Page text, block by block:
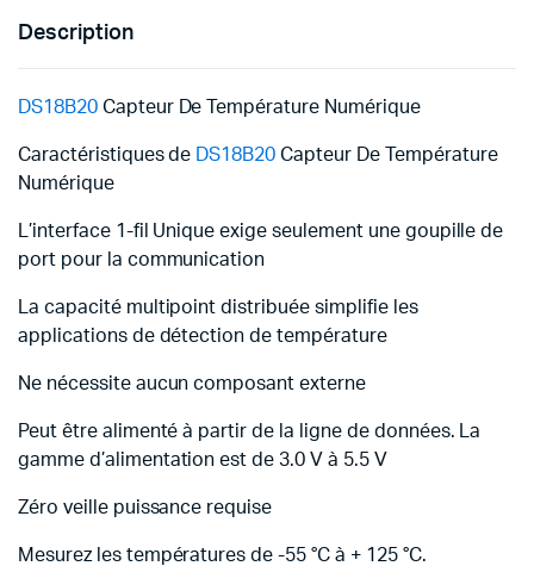
Description
DS18B20Capteur De Température Numérique
Caractéristiques de DS18B20 Capteur De Température
Numérique
L’interface 1-fil Unique exige seulement une goupille de
port pour la communication
La capacité multipoint distribuée simplifie les
applications de détection de température
Ne nécessite aucun composant externe
Peut être alimenté à partir de la ligne de données.
La
gamme d’alimentation est de 3.0 V à 5.5 V
Zéro veille puissance requise
Mesurez les températures de -55 °C à + 125 °C.